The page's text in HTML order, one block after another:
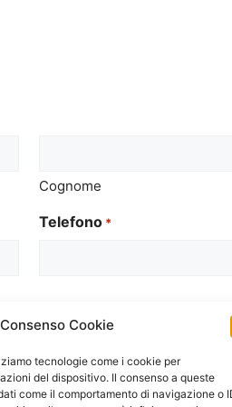
Cookie
tecnologie come i cookie per
del dispositivo. Il consenso a queste
come il comportamento di navigazione o
Cognome
Telefono *